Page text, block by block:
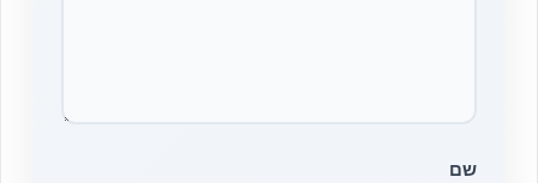
שם